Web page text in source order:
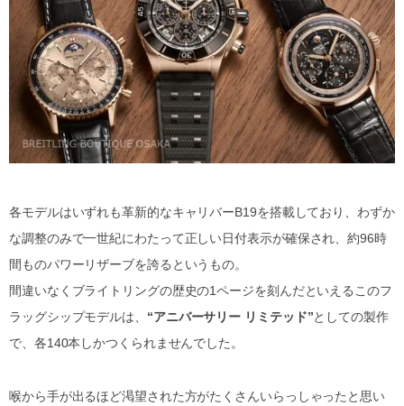
各モデルはいずれも革新的なキャリバーB19を搭載しており、わずか
な調整のみで一世紀にわたって正しい日付表示が確保され、約96時
間ものパワーリザーブを誇るというもの。
間違いなくブライトリングの歴史の1ページを刻んだといえるこのフ
ラッグシップモデルは、 “アニバーサリー リミテッド”としての製作
で、各140本しかつくられませんでした。
喉から手が出るほど渇望された方がたくさんいらっしゃったと思い